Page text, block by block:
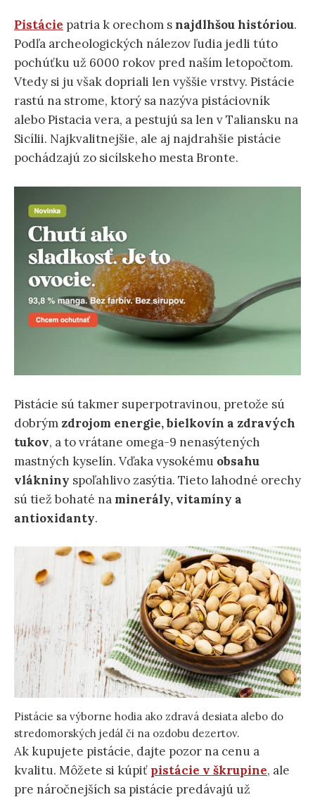
Pistácie patria k orechom snajdlhšou históriou.
Podľa archeologických nálezov ľudia jedli túto
pochúťku už 6000 rokov pred naším letopočtom.
Vtedy si ju však dopriali len vyššie vrstvy. Pistácie
rastú na strome, ktorý sa nazýva pistáciovník
alebo Pistacia vera, a pestujú sa len v Taliansku na
Sicílii. Najkvalitnejšie, ale aj najdrahšie pistácie
pochádzajú zo sicílskeho mesta Bronte.
Pistácie sú takmer superpotravinou, pretože sú
dobrým zdrojom energie, bielkovín a zdravých
tukov, a to vrátane omega-9 nenasýtených
mastných kyselín. Vďaka vysokému obsahu
vlákniny spoľahlivo zasýtia. Tieto lahodné orechy
sú tiež bohaté na minerály, vitamíny a
antioxidanty.
Pistácie sa výborne hodia ako zdravá desiata alebo do
stredomorských jedál či na ozdobu dezertov.
Ak kupujete pistácie, dajte pozor na cenu a
kvalitu. Môžete si kúpiť pistácie v škrupine, ale
pre náročnejších sa pistácie predávajú už